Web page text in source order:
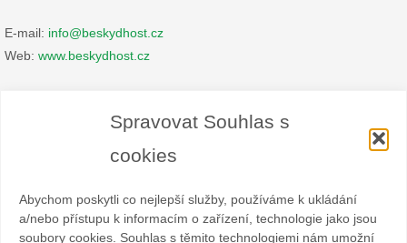
Spravovat Souhlas s
cookies
Abychom poskytli co nejlepší služby, používáme k ukládání
a/nebo přístupu k informacím o zařízení, technologie jako jsou
soubory cookies. Souhlas s těmito technologiemi nám umožní
E-mail: info@beskydhost.cz
Web: www.beskydhost.cz